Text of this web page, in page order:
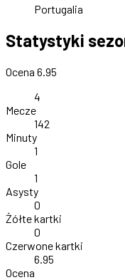
Portugalia
Statystyki
Ocena 6.95
4
Mecze
142
Minuty
1
Gole
1
Asysty
0
Żółte kartki
0
Czerwone kartki
6.95
Ocena